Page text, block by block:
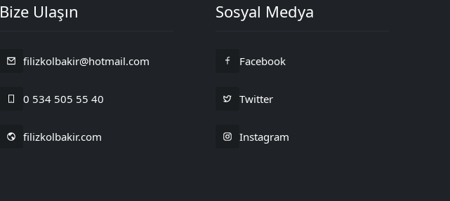
Bize Ulaşın
filizkolbakir@hotmail.com
0 534 505 55 40
filizkolbakir.com
Sosyal Medya
Facebook
Twitter
Instagram